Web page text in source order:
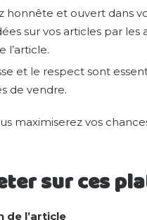
honnête et ouvert dans
sur vos articles par
l’article.
et le respect sont
de vendre.
maximiserez vos
sur ces
de l’article